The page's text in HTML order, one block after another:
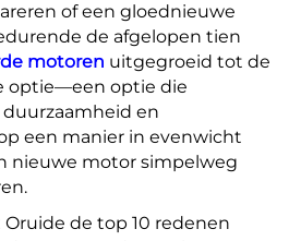
of een gloednieuwe
de afgelopen tien
motoren uitgegroeid tot de
optie—een optie die
en
een manier in evenwicht
nieuwe motor simpelweg
de top 10 redenen